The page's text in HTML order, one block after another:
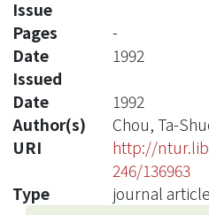
Issue
Pages
-
Date
Issued
1992
Date
1992
Author(s)
Chou, Ta-
URI
http://
246/136963
Type
journal article